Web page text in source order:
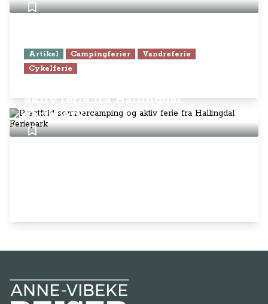
Artikel Campingferier
Vandreferie
Cykelferie
aktiv ferie fra Hallingdal
Feriepark